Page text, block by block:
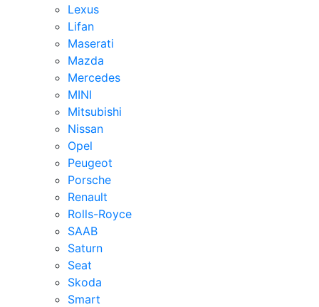
Lexus
Lifan
Maserati
Mazda
Mercedes
MINI
Mitsubishi
Nissan
Opel
Peugeot
Porsche
Renault
Rolls-Royce
SAAB
Saturn
Seat
Skoda
Smart